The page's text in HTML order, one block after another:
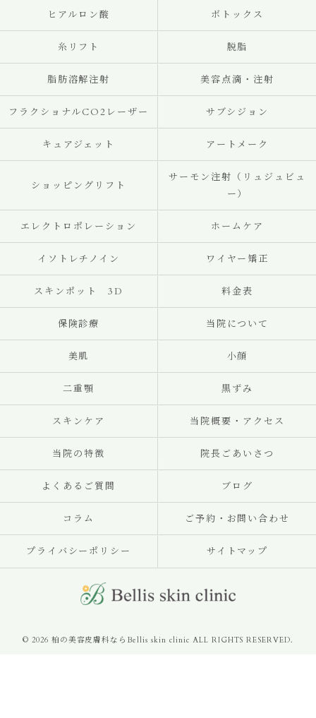
ヒアルロン酸 ボトックス
糸リフト 脱脂
脂肪溶解注射 美容点滴・注射
フラクショナルCO2レーザー サブシジョン
キュアジェット アートメーク
ショッピングリフト
サーモン注射（リュジュビュ
ー）
エレクトロポレーション ホームケア
イソトレチノイン ワイヤー矯正
スキンポット 3D 料金表
保険診療 当院について
美肌 小顔
二重顎 黒ずみ
スキンケア 当院概要・アクセス
当院の特徴 院長ごあいさつ
よくあるご質問 ブログ
コラム ご予約・お問い合わせ
プライバシーポリシー サイトマップ
© 2026 柏の美容皮膚科ならBellis skin clinic ALL RIGHTS RESERVED.